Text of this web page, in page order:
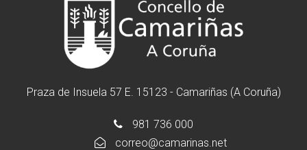
Praza de Insuela 57 E. 15123 - Camariñas (A Coruña)
981 736 000
correo@camarinas.net